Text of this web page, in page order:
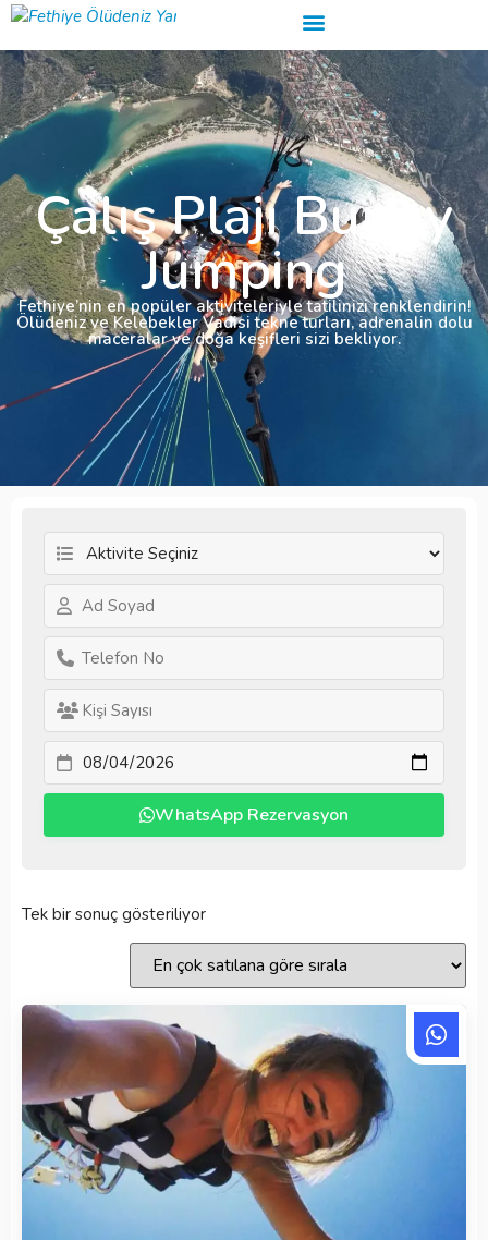
Çalış Plajı Bungy
Jumping
Fethiye’nin en popüler aktiviteleriyle tatilinizi renklendirin!
Ölüdeniz ve Kelebekler Vadisi tekne turları, adrenalin dolu
maceralar ve doğa keşifleri sizi bekliyor.
WhatsApp Rezervasyon
Tek bir sonuç gösteriliyor